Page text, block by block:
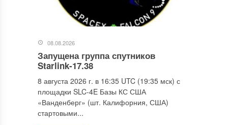
08.08.2026
Запущена группа спутников
Starlink-17.38
8 августа 2026 г. в 16:35 UTC (19:35 мск) с
площадки SLC-4E Базы КС США
«Ванденберг» (шт. Калифорния, США)
стартовыми...